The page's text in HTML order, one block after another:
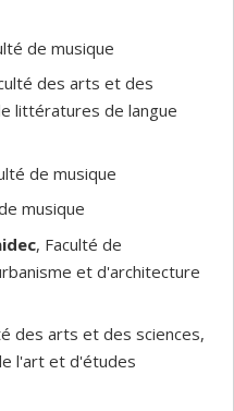
de musique
des arts et des
littératures de langue
de musique
musique
, Faculté de
et d'architecture
des arts et des sciences,
l'art et d'études